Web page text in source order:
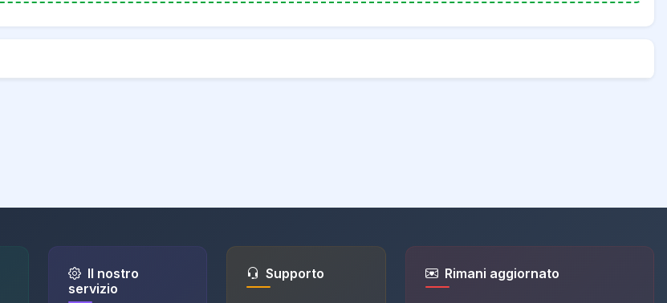
Il nostro
servizio
Supporto Rimani aggiornato